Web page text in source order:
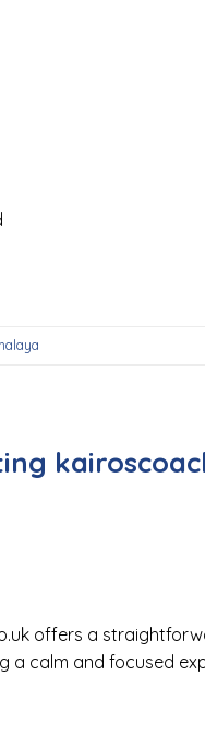
offers a
a calm and focused